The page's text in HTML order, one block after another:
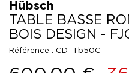
Hübsch
TABLE BASSE
BOIS DESIGN -
Référence : CD_Tb50C